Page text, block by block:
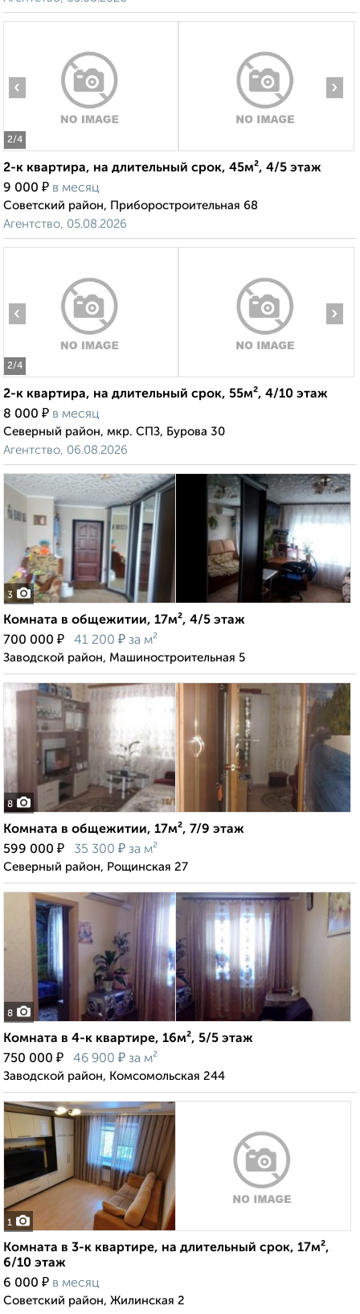
2/4
‹ ›
2-к квартира, на длительный срок, 45м², 4/5 этаж
9 000 ₽ в месяц
Советский район, Приборостроительная 68
Агентство, 05.08.2026
2/4
‹ ›
2-к квартира, на длительный срок, 55м², 4/10 этаж
8 000 ₽ в месяц
Северный район, мкр. СПЗ, Бурова 30
Агентство, 06.08.2026
3
Комната в общежитии, 17м², 4/5 этаж
700 000 ₽ 41 200 ₽ за м²
Заводской район, Машиностроительная 5
8
Комната в общежитии, 17м², 7/9 этаж
599 000 ₽ 35 300 ₽ за м²
Северный район, Рощинская 27
8
Комната в 4-к квартире, 16м², 5/5 этаж
750 000 ₽ 46 900 ₽ за м²
Заводской район, Комсомольская 244
1
Комната в 3-к квартире, на длительный срок, 17м²,
6/10 этаж
6 000 ₽ в месяц
Советский район, Жилинская 2